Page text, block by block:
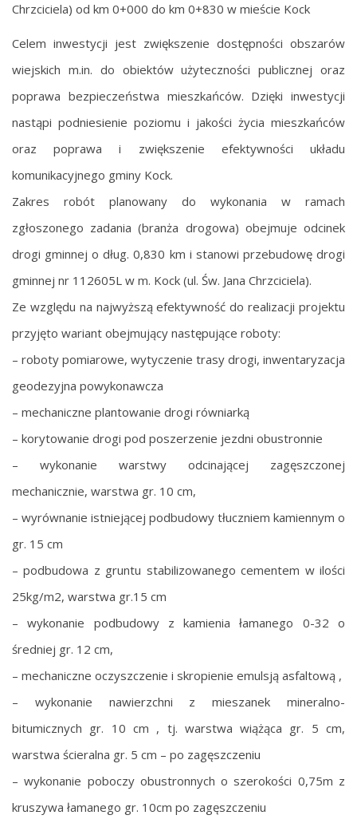
Chrzciciela) od km 0+000 do km 0+830 w mieście Kock
Celem inwestycji jest zwiększenie dostępności obszarów
wiejskich m.in. do obiektów użyteczności publicznej oraz
poprawa bezpieczeństwa mieszkańców. Dzięki inwestycji
nastąpi podniesienie poziomu i jakości życia mieszkańców
oraz poprawa i zwiększenie efektywności układu
komunikacyjnego gminy Kock.
Zakres robót planowany do wykonania w ramach
zgłoszonego zadania (branża drogowa) obejmuje odcinek
drogi gminnej o dług. 0,830 km i stanowi przebudowę drogi
gminnej nr 112605L w m. Kock (ul. Św. Jana Chrzciciela).
Ze względu na najwyższą efektywność do realizacji projektu
przyjęto wariant obejmujący następujące roboty:
– roboty pomiarowe, wytyczenie trasy drogi, inwentaryzacja
geodezyjna powykonawcza
– mechaniczne plantowanie drogi równiarką
– korytowanie drogi pod poszerzenie jezdni obustronnie
– wykonanie warstwy odcinającej zagęszczonej
mechanicznie, warstwa gr. 10 cm,
– wyrównanie istniejącej podbudowy tłuczniem kamiennym o
gr. 15 cm
– podbudowa z gruntu stabilizowanego cementem w ilości
25kg/m2, warstwa gr.15 cm
– wykonanie podbudowy z kamienia łamanego 0-32 o
średniej gr. 12 cm,
– mechaniczne oczyszczenie i skropienie emulsją asfaltową ,
– wykonanie nawierzchni z mieszanek mineralno-
bitumicznych gr. 10 cm , tj. warstwa wiążąca gr. 5 cm,
warstwa ścieralna gr. 5 cm – po zagęszczeniu
– wykonanie poboczy obustronnych o szerokości 0,75m z
kruszywa łamanego gr. 10cm po zagęszczeniu